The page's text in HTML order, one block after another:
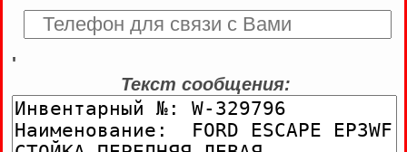
'
Текст сообщения: